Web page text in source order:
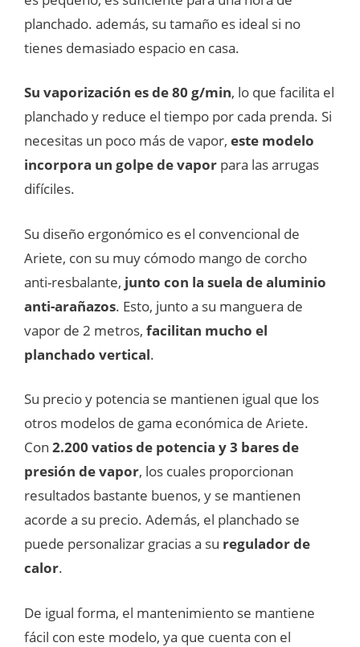
planchado. además, su tamaño es ideal si no
tienes demasiado espacio en casa.
Su vaporización es de 80 g/min, lo que facilita el
planchado y reduce el tiempo por cada prenda. Si
necesitas un poco más de vapor, este modelo
incorpora un golpe de vapor para las arrugas
difíciles.
Su diseño ergonómico es el convencional de
Ariete, con su muy cómodo mango de corcho
anti-resbalante, junto con la suela de aluminio
anti-arañazos. Esto, junto a su manguera de
vapor de 2 metros, facilitan mucho el
planchado vertical.
Su precio y potencia se mantienen igual que los
otros modelos de gama económica de Ariete.
Con 2.200 vatios de potencia y 3 bares de
presión de vapor, los cuales proporcionan
resultados bastante buenos, y se mantienen
acorde a su precio. Además, el planchado se
puede personalizar gracias a su regulador de
calor.
De igual forma, el mantenimiento se mantiene
fácil con este modelo, ya que cuenta con el